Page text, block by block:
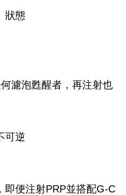
狀態
濾泡甦醒者，再注射也
可逆
即便注射PRP並搭配G-C